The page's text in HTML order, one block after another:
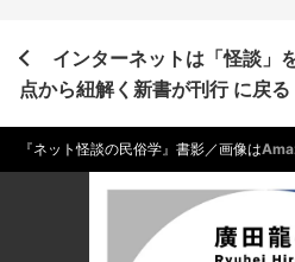
インターネットは「怪談」
点から紐解く新書が刊行 に戻る
『ネット怪談の民俗学』書影／画像は